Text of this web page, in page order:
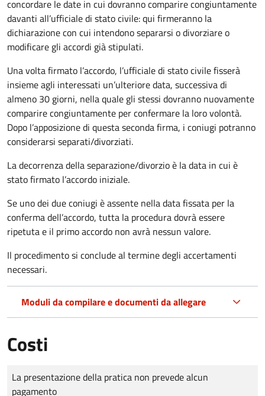
concordare le date in cui dovranno comparire congiuntamente
davanti all’ufficiale di stato civile: qui firmeranno la
dichiarazione con cui intendono separarsi o divorziare o
modificare gli accordi già stipulati.
Una volta firmato l’accordo, l’ufficiale di stato civile fisserà
insieme agli interessati un’ulteriore data, successiva di
almeno 30 giorni, nella quale gli stessi dovranno nuovamente
comparire congiuntamente per confermare la loro volontà.
Dopo l’apposizione di questa seconda firma, i coniugi potranno
considerarsi separati/divorziati.
La decorrenza della separazione/divorzio è la data in cui è
stato firmato l’accordo iniziale.
Se uno dei due coniugi è assente nella data fissata per la
conferma dell’accordo, tutta la procedura dovrà essere
ripetuta e il primo accordo non avrà nessun valore.
Il procedimento si conclude al termine degli accertamenti
necessari.
Moduli da compilare e documenti da allegare
Costi
Tipo di pagamento
Importo
La presentazione della pratica non prevede alcun
pagamento